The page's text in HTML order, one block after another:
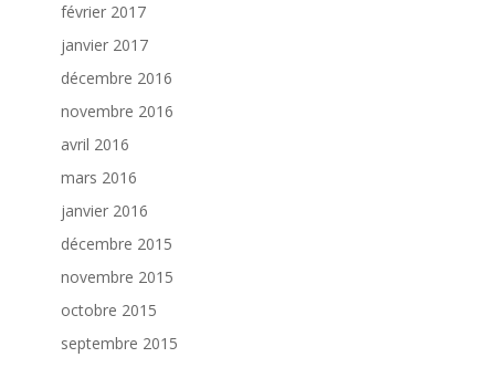
février 2017
janvier 2017
décembre 2016
novembre 2016
avril 2016
mars 2016
janvier 2016
décembre 2015
novembre 2015
octobre 2015
septembre 2015